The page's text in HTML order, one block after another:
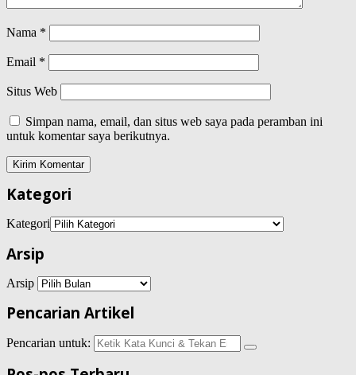
Nama *
Email *
Situs Web
Simpan nama, email, dan situs web saya pada peramban ini
untuk komentar saya berikutnya.
Kategori
Kategori
Arsip
Arsip
Pencarian Artikel
Pencarian untuk: